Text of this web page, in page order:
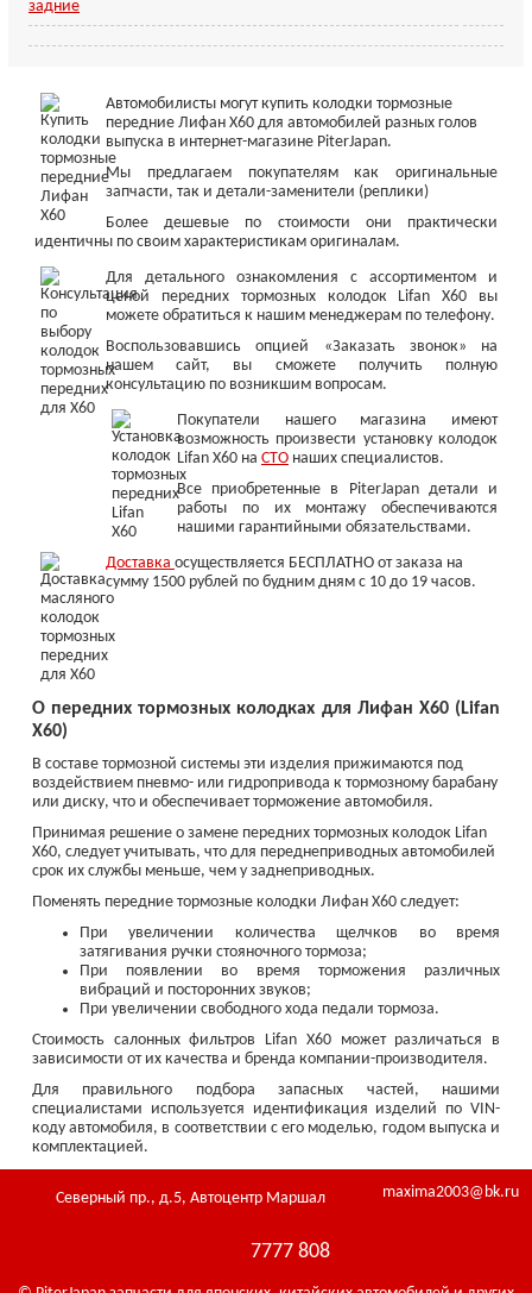
Автомобилисты могут купить колодки тормозные
передние Лифан Х60 для автомобилей разных голов
выпуска в интернет-магазине PiterJapan.
Мы предлагаем покупателям как оригинальные
запчасти, так и детали-заменители (реплики)
Более дешевые по стоимости они практически
идентичны по своим характеристикам оригиналам.
Для детального ознакомления с ассортиментом и
ценой передних тормозных колодок Lifan X60 вы
можете обратиться к нашим менеджерам по телефону.
Воспользовавшись опцией «Заказать звонок» на
нашем сайт, вы сможете получить полную
консультацию по возникшим вопросам.
Покупатели нашего магазина имеют
возможность произвести установку колодок
Lifan X60 на СТО наших специалистов.
Все приобретенные в PiterJapan детали и
работы по их монтажу обеспечиваются
нашими гарантийными обязательствами.
Доставка осуществляется БЕСПЛАТНО от заказа на
сумму 1500 рублей по будним дням с 10 до 19 часов.
О передних тормозных колодках для Лифан Х60 (Lifan
X60)
В составе тормозной системы эти изделия прижимаются под
воздействием пневмо- или гидропривода к тормозному барабану
или диску, что и обеспечивает торможение автомобиля.
Принимая решение о замене передних тормозных колодок Lifan
X60, следует учитывать, что для переднеприводных автомобилей
срок их службы меньше, чем у заднеприводных.
Поменять передние тормозные колодки Лифан Х60 следует:
При увеличении количества щелчков во время
затягивания ручки стояночного тормоза;
При появлении во время торможения различных
вибраций и посторонних звуков;
При увеличении свободного хода педали тормоза.
Стоимость салонных фильтров Lifan X60 может различаться в
зависимости от их качества и бренда компании-производителя.
Для правильного подбора запасных частей, нашими
специалистами используется идентификация изделий по VIN-
коду автомобиля, в соответствии с его моделью, годом выпуска и
комплектацией.
Северный пр., д.5, Автоцентр Маршал maxima2003@bk.ru
7777 808